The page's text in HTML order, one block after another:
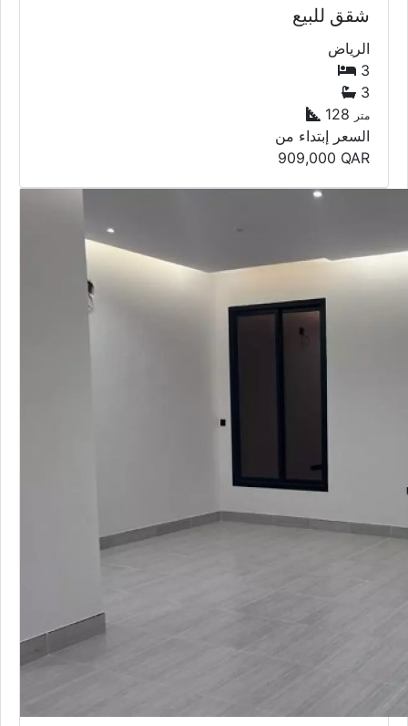
شقق للبيع
الرياض
3
3
128 متر
السعر إبتداء من
909,000 QAR